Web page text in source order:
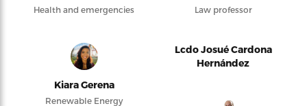
Health and emergencies Law professor
Kiara Gerena
Renewable Energy
Lcdo Josué Cardona
Hernández